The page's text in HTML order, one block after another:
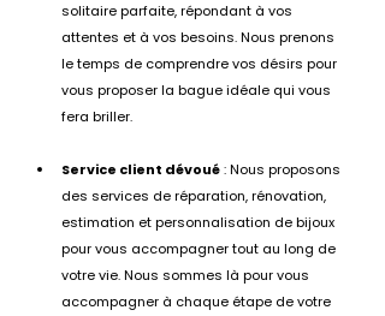
solitaire parfaite, répondant à vos
attentes et à vos besoins. Nous prenons
le temps de comprendre vos désirs pour
vous proposer la bague idéale qui vous
fera briller.
Service client dévoué : Nous proposons
des services de réparation, rénovation,
estimation et personnalisation de bijoux
pour vous accompagner tout au long de
votre vie. Nous sommes là pour vous
accompagner à chaque étape de votre